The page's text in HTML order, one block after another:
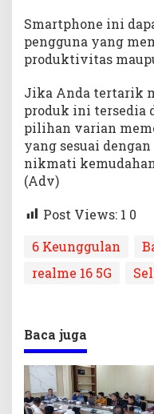
Smartphone ini
pengguna yang
produktivitas
Jika Anda tertarik
produk ini tersedia
pilihan varian
yang sesuai
nikmati
(Adv)
Post Views: 1 0
6 Keunggulan
realme 16 5G
Baca juga